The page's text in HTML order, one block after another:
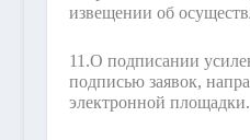
извещении об
11.О подписании
подписью заявок,
электронной площадки.